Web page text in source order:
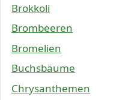
Brokkoli
Brombeeren
Bromelien
Buchsbäume
Chrysanthemen